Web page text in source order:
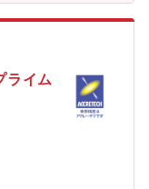
ク業務に従事してい
ティング・ヘルプデ
ーバ管理慣れてき
せします。■システ
改善提案や新シス
門ニーズのヒアリン
ン開発・社内で使用
最適化■運用、保
ナンス、トラブル
スを防ぐための対策
ライム